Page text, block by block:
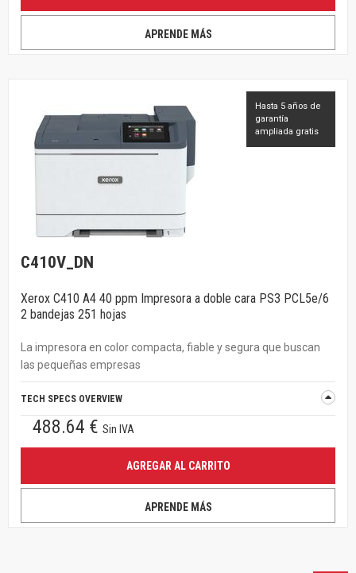
APRENDE MÁS
Hasta 5 años de
garantía
ampliada gratis
C410V_DN
Xerox C410 A4 40 ppm Impresora a doble cara PS3 PCL5e/6
2 bandejas 251 hojas
La impresora en color compacta, fiable y segura que buscan
las pequeñas empresas
TECH SPECS OVERVIEW
488.64 € Sin IVA
AGREGAR AL CARRITO
APRENDE MÁS